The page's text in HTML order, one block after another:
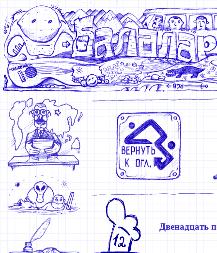
Двенадцать